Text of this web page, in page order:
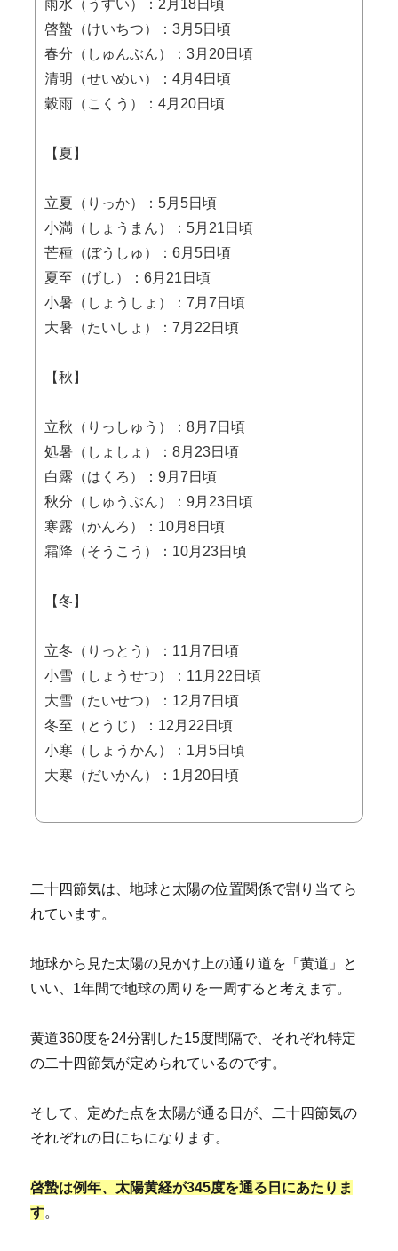
雨水（うすい）：2月18日頃
啓蟄（けいちつ）：3月5日頃
春分（しゅんぶん）：3月20日頃
清明（せいめい）：4月4日頃
穀雨（こくう）：4月20日頃
【夏】
立夏（りっか）：5月5日頃
小満（しょうまん）：5月21日頃
芒種（ぼうしゅ）：6月5日頃
夏至（げし）：6月21日頃
小暑（しょうしょ）：7月7日頃
大暑（たいしょ）：7月22日頃
【秋】
立秋（りっしゅう）：8月7日頃
処暑（しょしょ）：8月23日頃
白露（はくろ）：9月7日頃
秋分（しゅうぶん）：9月23日頃
寒露（かんろ）：10月8日頃
霜降（そうこう）：10月23日頃
【冬】
立冬（りっとう）：11月7日頃
小雪（しょうせつ）：11月22日頃
大雪（たいせつ）：12月7日頃
冬至（とうじ）：12月22日頃
小寒（しょうかん）：1月5日頃
大寒（だいかん）：1月20日頃
二十四節気は、地球と太陽の位置関係で割り当てら
れています。
地球から見た太陽の見かけ上の通り道を「黄道」と
いい、1年間で地球の周りを一周すると考えます。
黄道360度を24分割した15度間隔で、それぞれ特定
の二十四節気が定められているのです。
そして、定めた点を太陽が通る日が、二十四節気の
それぞれの日にちになります。
啓蟄は例年、太陽黄経が345度を通る日にあたりま
す。